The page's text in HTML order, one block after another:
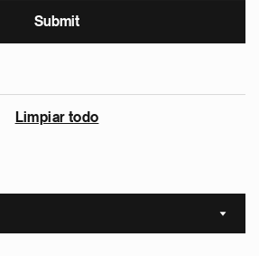
Limpiar todo
Sort